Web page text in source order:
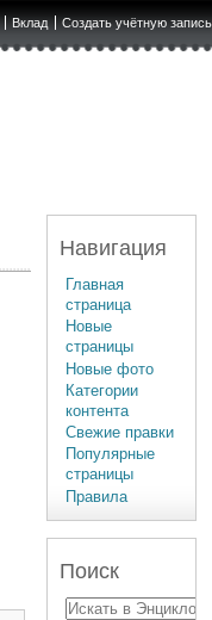
Вклад Создать учётную запись
Навигация
Главная
страница
Новые
страницы
Новые фото
Категории
контента
Свежие правки
Популярные
страницы
Правила
Поиск